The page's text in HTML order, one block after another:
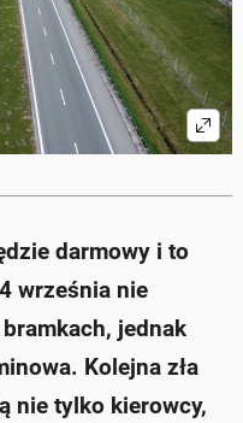
darmowy i to
września nie
jednak
Kolejna zła
nie tylko kierowcy,